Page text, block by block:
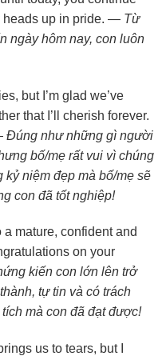
heads up in pride. — Từ
ngày hôm nay, con luôn
but I’m glad we’ve
that I’ll cherish forever.
Đúng như những gì người
bố/mẹ rất vui vì chúng
kỷ niệm đẹp mà bố/mẹ sẽ
con đã tốt nghiệp!
a mature, confident and
on your
kiến con lớn lên trở
tự tin và có trách
mà con đã đạt được!
us to tears, but I